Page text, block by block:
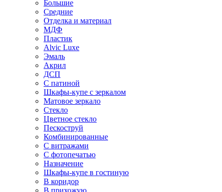
Большие
Средние
Отделка и материал
МДФ
Пластик
Alvic Luxe
Эмаль
Акрил
ДСП
С патиной
Шкафы-купе с зеркалом
Матовое зеркало
Стекло
Цветное стекло
Пескоструй
Комбинированные
С витражами
С фотопечатью
Назначение
Шкафы-купе в гостиную
В коридор
В прихожую